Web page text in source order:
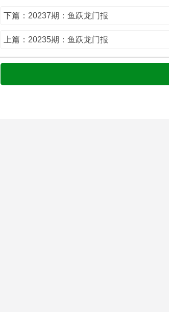
下篇：20237期：鱼跃龙门报
上篇：20235期：鱼跃龙门报